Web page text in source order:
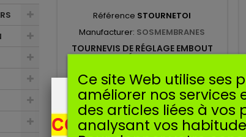
Référence STOURNETOI
Manufacturer: SOSMEMBRANES
TOURNEVIS DE RÉGLAGE EMBOUT
ÉTOILE
Tournevis de réglage de vis L et H de
carburateur. Embout en forme d'etoile.
7,95 €
Ajouter au panier
Ce site Web utilise ses
améliorer nos services
des articles liées à vos
analysant vos